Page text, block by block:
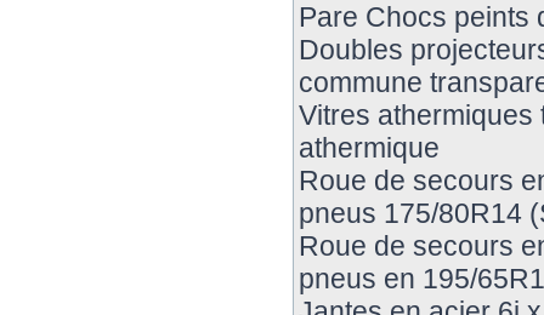
Pare Chocs peints
Doubles
commune
Vitres athermiques
athermique
Roue de secours
pneus 175/80R14
Roue de secours
pneus en 195/